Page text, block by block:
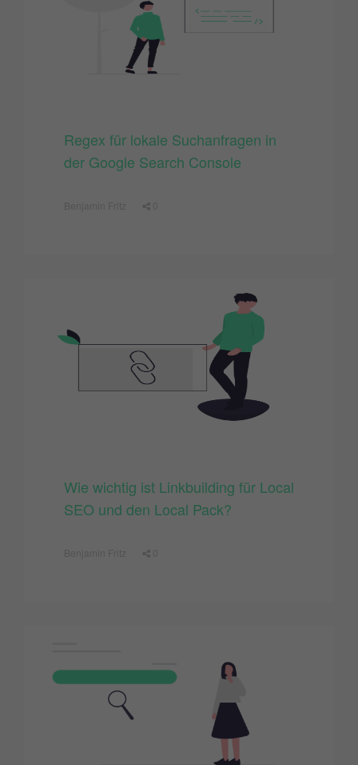
Regex für lokale Suchanfragen in
der Google Search Console
Wie wichtig ist Linkbuilding für Local
SEO und den Local Pack?